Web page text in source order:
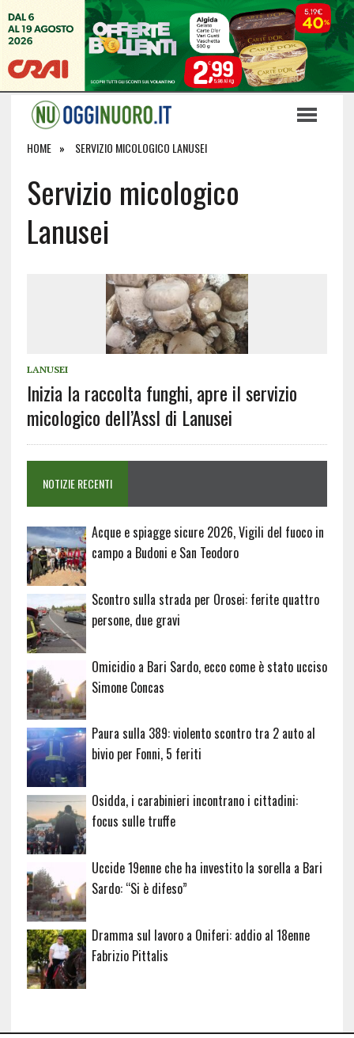
HOME SERVIZIO MICOLOGICO LANUSEI
Servizio micologico
Lanusei
LANUSEI
Inizia la raccolta funghi, apre il servizio
micologico dell’Assl di Lanusei
NOTIZIE RECENTI
Acque e spiagge sicure 2026, Vigili del fuoco in
campo a Budoni e San Teodoro
Scontro sulla strada per Orosei: ferite quattro
persone, due gravi
Omicidio a Bari Sardo, ecco come è stato ucciso
Simone Concas
Paura sulla 389: violento scontro tra 2 auto al
bivio per Fonni, 5 feriti
Osidda, i carabinieri incontrano i cittadini:
focus sulle truffe
Uccide 19enne che ha investito la sorella a Bari
Sardo: “Si è difeso”
Dramma sul lavoro a Oniferi: addio al 18enne
Fabrizio Pittalis